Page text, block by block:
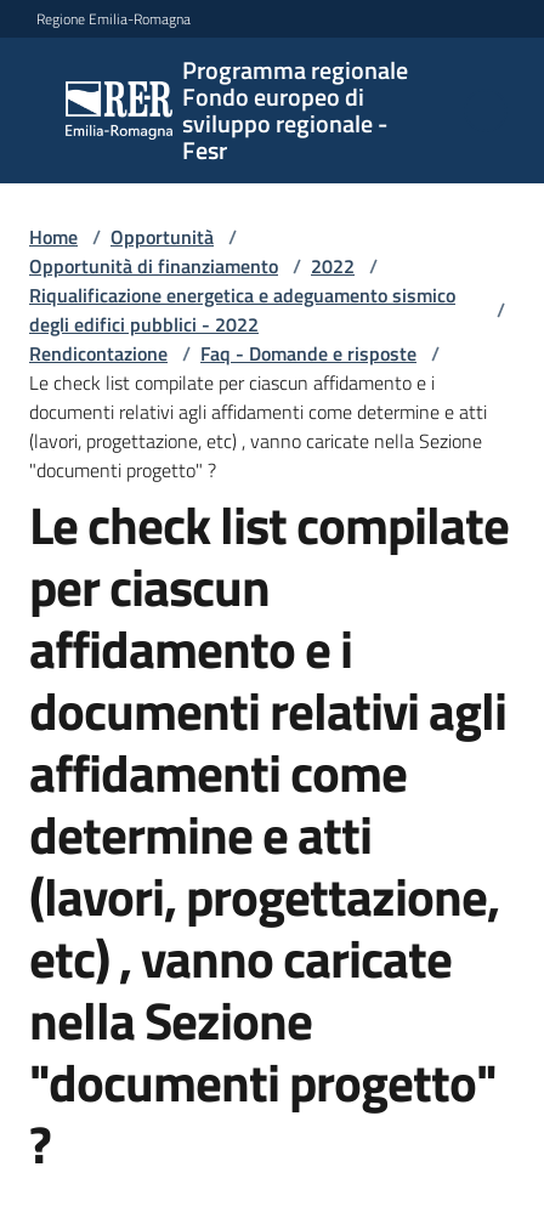
Vai al contenuto
Vai alla navigazione
Vai al footer
Regione Emilia-Romagna
Programma regionale
Fondo europeo di
sviluppo regionale -
Fesr
Programma
regionale
Fondo
europeo di
regionale -
Fesr
Novità
Programmi
e
strategie
Opportunità
Progetti
e
attività
Servizi
Comunicazione
e
partecipazione
Home / Opportunità /
Opportunità di finanziamento / 2022 /
Riqualificazione energetica e adeguamento sismico
degli edifici pubblici - 2022
/
Rendicontazione / Faq - Domande e risposte /
Le check list compilate per ciascun affidamento e i
documenti relativi agli affidamenti come determine e atti
(lavori, progettazione, etc) , vanno caricate nella Sezione
"documenti progetto" ?
Salta al contenuto
Le check list compilate
per ciascun
affidamento e i
documenti relativi agli
affidamenti come
determine e atti
(lavori, progettazione,
etc) , vanno caricate
nella Sezione
"documenti progetto"
?